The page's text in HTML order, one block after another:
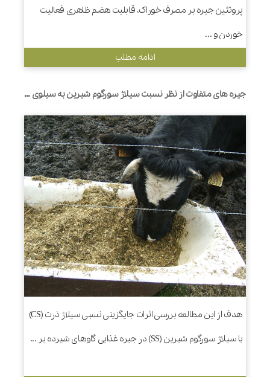
پروتئین جیره بر مصرف خوراک، قابلیت هضم ظاهری فعالیت
خوردن و ...
ادامه مطلب
جیره های متفاوت از نظر نسبت سیلاژ سورگوم شیرین به سیلوی ذرت برای گاوهای شیرده- مصرف خوراک، تولید شیر، بیوشیمی خون، تخمیر شکمبه و جامعه میکروبی شکمبه
هدف از این مطالعه بررسی اثرات جایگزینی نسبی سیلاژ ذرت (CS)
با سیلاژ سورگوم شیرین (SS) در جیره غذایی گاوهای شیرده بر ...